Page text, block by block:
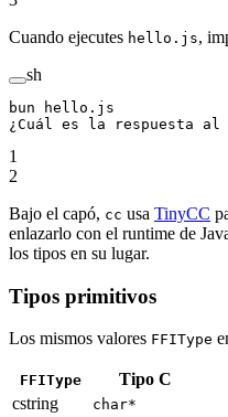
Cuando ejecutes hello.js,
sh
bun hello.js
¿Cuál
es la respuesta al
1
2
Bajo el capó, cc usa TinyCC
enlazarlo con el runtime de
los tipos en su lugar.
Tipos primitivos
Los mismos valores FFIType
FFIType Tipo C
cstring
char*